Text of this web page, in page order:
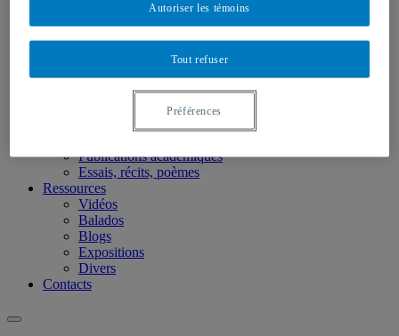
Archive – Infolettres Reve
Activités
Milieux humides
Matériau végétal
Jardins et communautés
Publications académiques
Essais, récits, poèmes
Ressources
Vidéos
Balados
Blogs
Expositions
Divers
Contacts
Tout refuser
Autoriser les témoins
Préférences